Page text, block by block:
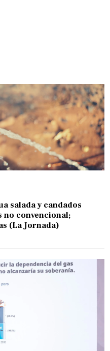
salada y candados
no convencional;
(La Jornada)